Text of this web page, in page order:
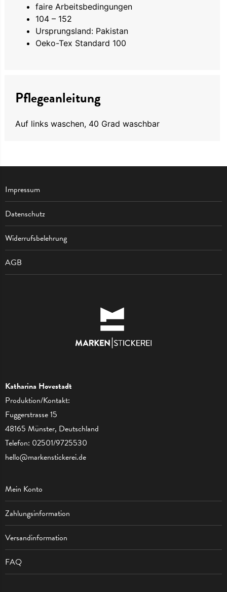
faire Arbeitsbedingungen
104 – 152
Ursprungsland: Pakistan
Oeko-Tex Standard 100
Pflegeanleitung
Auf links waschen, 40 Grad waschbar
Impressum
Datenschutz
Widerrufsbelehrung
AGB
Katharina Hovestadt
Produktion/Kontakt:
Fuggerstrasse 15
48165 Münster, Deutschland
Telefon: 02501/9725530
hello@markenstickerei.de
Mein Konto
Zahlungsinformation
Versandinformation
FAQ